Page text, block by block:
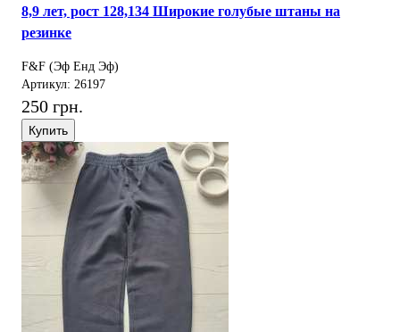
8,9 лет, рост 128,134 Широкие голубые штаны на
резинке
F&F (Эф Енд Эф)
Артикул: 26197
250 грн.
Купить